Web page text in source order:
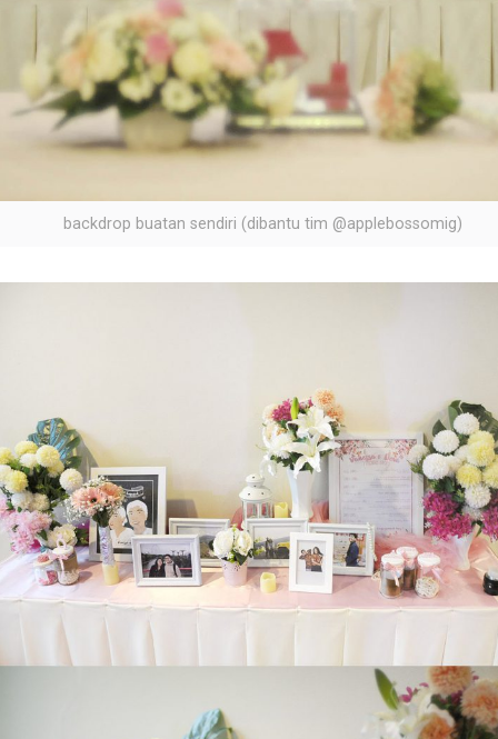
backdrop buatan sendiri (dibantu tim @applebossomig)